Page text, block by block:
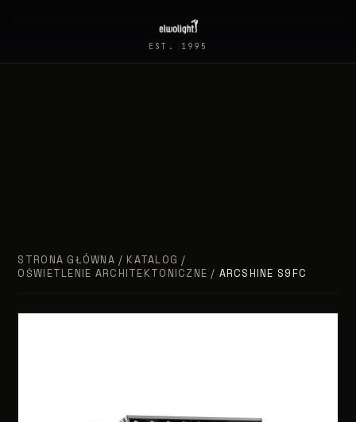
EST. 1995
STRONA GŁÓWNA / KATALOG /
OŚWIETLENIE ARCHITEKTONICZNE / ARCSHINE S9FC